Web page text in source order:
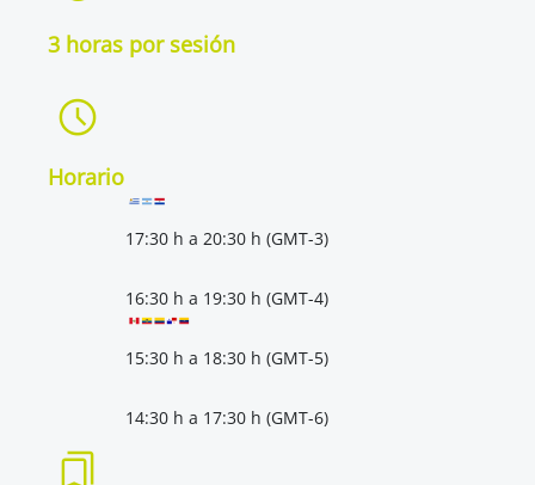
3 horas por sesión
Horario
17:30 h a 20:30 h (GMT-3)
16:30 h a 19:30 h (GMT-4)
15:30 h a 18:30 h (GMT-5)
14:30 h a 17:30 h (GMT-6)